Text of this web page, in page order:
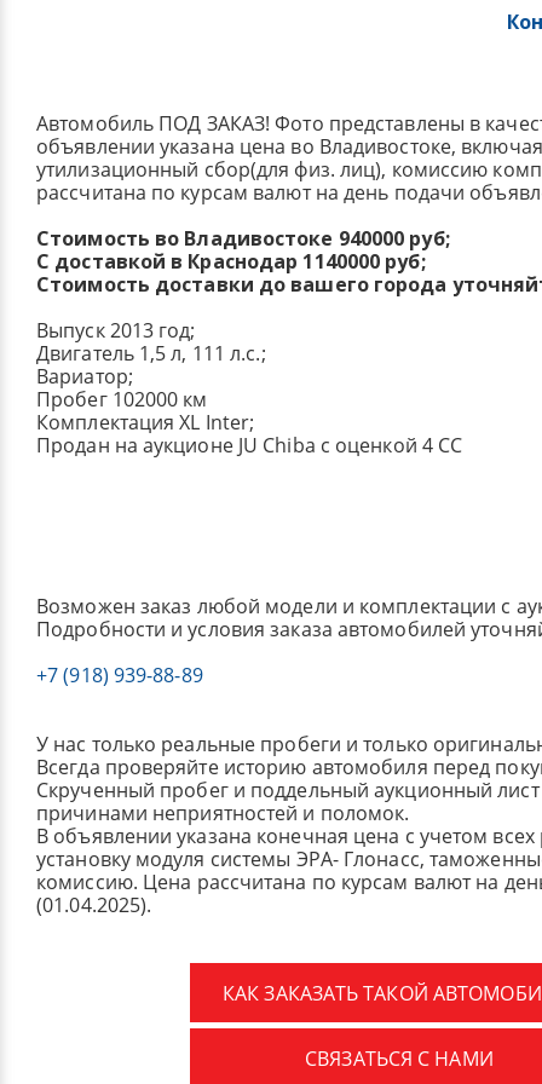
Автомобиль ПОД ЗАКАЗ! Фото представлены в
объявлении указана цена во Владивостоке,
утилизационный сбор(для физ. лиц), комиссию
рассчитана по курсам валют на день подачи
Стоимость во Владивостоке 940000 руб;
С доставкой в Краснодар 1140000 руб;
Стоимость доставки до вашего города
Выпуск 2013 год;
Двигатель 1,5 л, 111 л.с.;
Вариатор;
Пробег 102000 км
Комплектация XL Inter;
Продан на аукционе JU Chiba с оценкой 4 CC
Возможен заказ любой модели и комплектации с
Подробности и условия заказа автомобилей
+7 (918) 939-88-89
У нас только реальные пробеги и только
Всегда проверяйте историю автомобиля перед
Скрученный пробег и поддельный аукционный лист
причинами неприятностей и поломок.
В объявлении указана конечная цена с учетом
установку модуля системы ЭРА- Глонасс,
комиссию. Цена рассчитана по курсам валют на
(01.04.2025).
КАК ЗАКАЗАТЬ ТАКОЙ
СВЯЗАТЬСЯ С НАМИ